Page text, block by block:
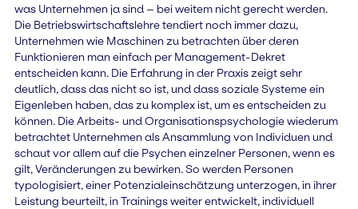
was Unternehmen ja sind – bei weitem nicht gerecht werden.
Die Betriebswirtschaftslehre tendiert noch immer dazu,
Unternehmen wie Maschinen zu betrachten über deren
Funktionieren man einfach per Management-Dekret
entscheiden kann. Die Erfahrung in der Praxis zeigt sehr
deutlich, dass das nicht so ist, und dass soziale Systeme ein
Eigenleben haben, das zu komplex ist, um es entscheiden zu
können. Die Arbeits- und Organisationspsychologie wiederum
betrachtet Unternehmen als Ansammlung von Individuen und
schaut vor allem auf die Psychen einzelner Personen, wenn es
gilt, Veränderungen zu bewirken. So werden Personen
typologisiert, einer Potenzialeinschätzung unterzogen, in ihrer
Leistung beurteilt, in Trainings weiter entwickelt, individuell